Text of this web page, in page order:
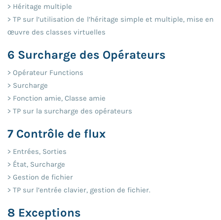
> Héritage multiple
> TP sur l’utilisation de l’héritage simple et multiple, mise en
œuvre des classes virtuelles
6 Surcharge des Opérateurs
> Opérateur Functions
> Surcharge
> Fonction amie, Classe amie
> TP sur la surcharge des opérateurs
7 Contrôle de flux
> Entrées, Sorties
> État, Surcharge
> Gestion de fichier
> TP sur l’entrée clavier, gestion de fichier.
8 Exceptions